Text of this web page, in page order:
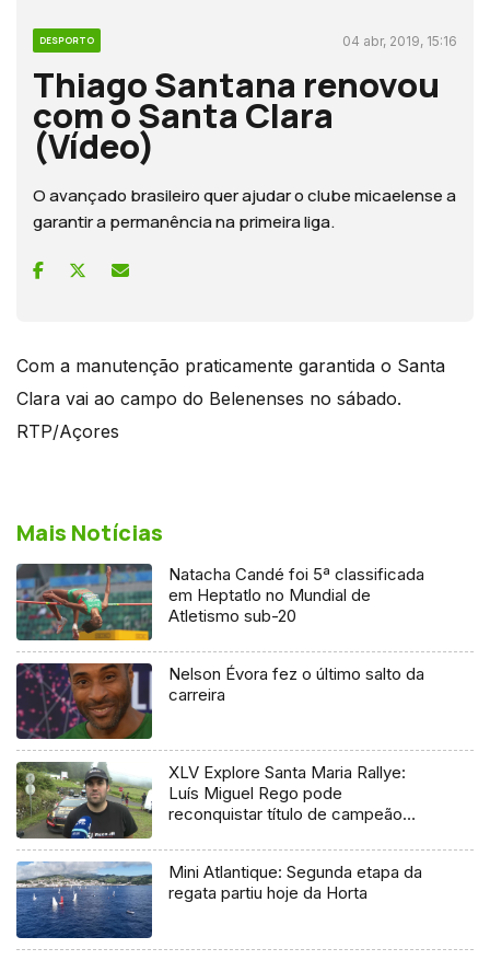
DESPORTO 04 abr, 2019, 15:16
Thiago Santana renovou
com o Santa Clara
(Vídeo)
O avançado brasileiro quer ajudar o clube micaelense a
garantir a permanência na primeira liga.
Com a manutenção praticamente garantida o Santa
Clara vai ao campo do Belenenses no sábado.
RTP/Açores
Mais Notícias
Natacha Candé foi 5ª classificada
em Heptatlo no Mundial de
Atletismo sub-20
Nelson Évora fez o último salto da
carreira
XLV Explore Santa Maria Rallye:
Luís Miguel Rego pode
reconquistar título de campeão
Mini Atlantique: Segunda etapa da
regata partiu hoje da Horta